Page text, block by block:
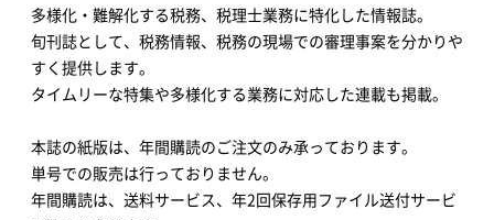
多様化・難解化する税務、税理士業務に特化した情報誌。
旬刊誌として、税務情報、税務の現場での審理事案を分かりや
すく提供します。
タイムリーな特集や多様化する業務に対応した連載も掲載。
本誌の紙版は、年間購読のご注文のみ承っております。
単号での販売は行っておりません。
年間購読は、送料サービス、年2回保存用ファイル送付サービ